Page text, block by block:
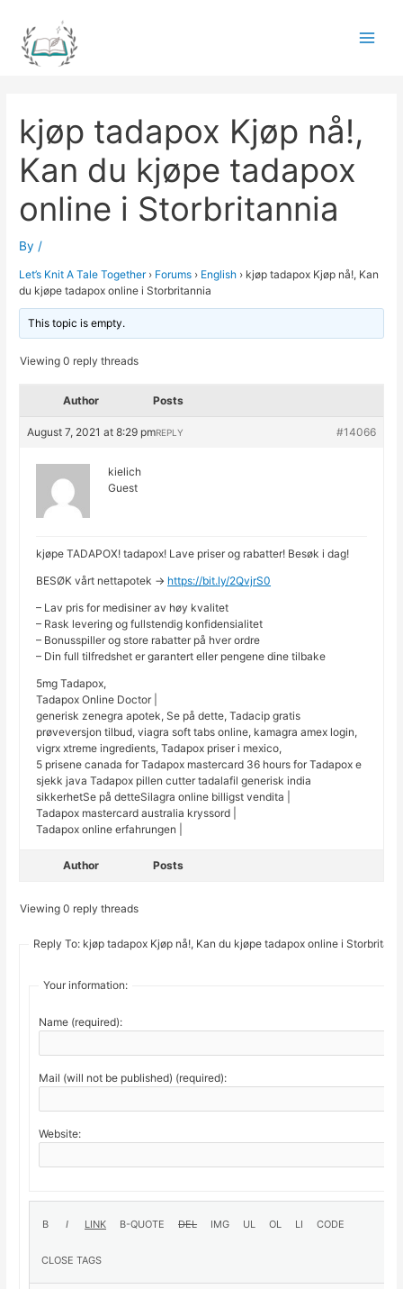
content
kjøp tadapox Kjøp nå!,
Kan du kjøpe tadapox
online i Storbritannia
By /
Let’s Knit A Tale Together › Forums › English › kjøp tadapox Kjøp nå!, Kan
du kjøpe tadapox online i Storbritannia
This topic is empty.
Viewing 0 reply threads
Author Posts
August 7, 2021 at 8:29 pm #14066
REPLY
kielich
Guest
kjøpe TADAPOX! tadapox! Lave priser og rabatter! Besøk i dag!
BESØK vårt nettapotek -> https://bit.ly/2QvjrS0
– Lav pris for medisiner av høy kvalitet
– Rask levering og fullstendig konfidensialitet
– Bonusspiller og store rabatter på hver ordre
– Din full tilfredshet er garantert eller pengene dine tilbake
5mg Tadapox,
Tadapox Online Doctor |
generisk zenegra apotek, Se på dette, Tadacip gratis
prøveversjon tilbud, viagra soft tabs online, kamagra amex login,
vigrx xtreme ingredients, Tadapox priser i mexico,
5 prisene canada for Tadapox mastercard 36 hours for Tadapox e
sjekk java Tadapox pillen cutter tadalafil generisk india
sikkerhetSe på detteSilagra online billigst vendita |
Tadapox mastercard australia kryssord |
Tadapox online erfahrungen |
Author Posts
Viewing 0 reply threads
Reply To: kjøp tadapox Kjøp nå!, Kan du kjøpe tadapox online i
Your information:
Name (required):
Mail (will not be published) (required):
Website: